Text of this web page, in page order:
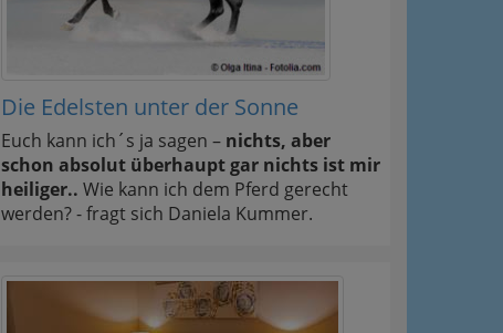
Die Edelsten unter der Sonne
Euch kann ich´s ja sagen – nichts, aber
schon absolut überhaupt gar nichts ist mir
heiliger.. Wie kann ich dem Pferd gerecht
werden? - fragt sich Daniela Kummer.